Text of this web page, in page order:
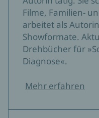
Filme, Familien-
arbeitet als
Showformate.
Drehbücher für
Diagnose«.
Mehr erfahren